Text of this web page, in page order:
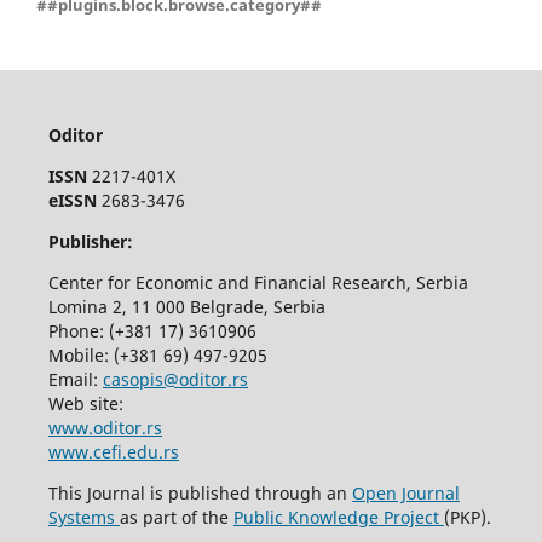
##plugins.block.browse.category##
Oditor
ISSN 2217-401X
eISSN 2683-3476
Publisher:
Center for Economic and Financial Research, Serbia
Lomina 2, 11 000 Belgrade, Serbia
Phone: (+381 17) 3610906
Mobile: (+381 69) 497-9205
Email: casopis@oditor.rs
Web site:
www.oditor.rs
www.cefi.edu.rs
This Journal is published through an Open Journal
Systems as part of the Public Knowledge Project (PKP).